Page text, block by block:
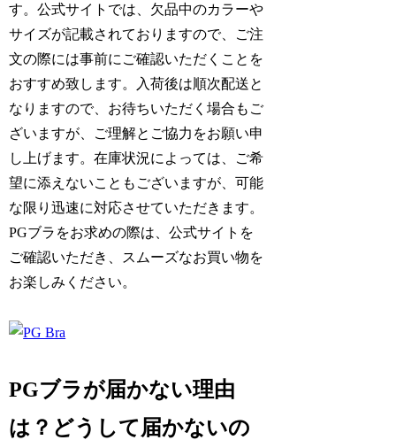
す。公式サイトでは、欠品中のカラーや
サイズが記載されておりますので、ご注
文の際には事前にご確認いただくことを
おすすめ致します。入荷後は順次配送と
なりますので、お待ちいただく場合もご
ざいますが、ご理解とご協力をお願い申
し上げます。在庫状況によっては、ご希
望に添えないこともございますが、可能
な限り迅速に対応させていただきます。
PGブラをお求めの際は、公式サイトを
ご確認いただき、スムーズなお買い物を
お楽しみください。
PGブラが届かない理由
は？どうして届かないの